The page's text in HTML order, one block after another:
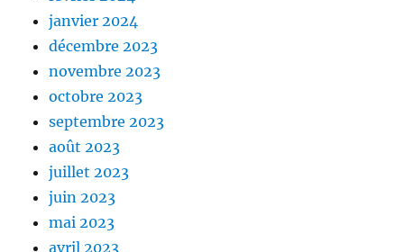
janvier 2024
décembre 2023
novembre 2023
octobre 2023
septembre 2023
août 2023
juillet 2023
juin 2023
mai 2023
avril 2023